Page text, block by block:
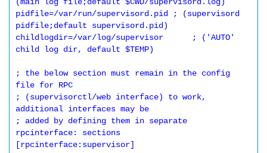
pidfile=/var/run/supervisord.pid ; (supervisord
pidfile;default supervisord.pid)
childlogdir=/var/log/supervisor      ; ('AUTO'
child log dir, default $TEMP)
; the below section must remain in the config
file for RPC
; (supervisorctl/web interface) to work,
additional interfaces may be
; added by defining them in separate
rpcinterface: sections
[rpcinterface:supervisor]